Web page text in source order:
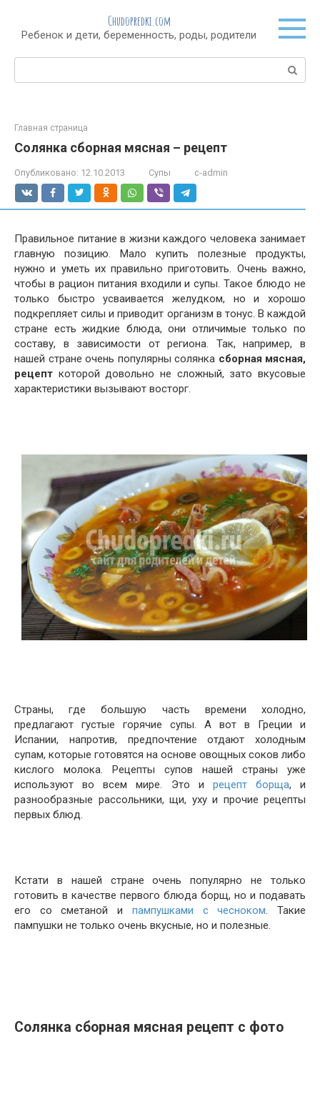
контенту
Chudopredki.com
Ребенок и дети, беременность, роды, родители
Поиск:
Главная страница
Солянка сборная мясная – рецепт
Опубликовано: 12.10.2013 Супы c-admin
Правильное питание в жизни каждого человека занимает
главную позицию. Мало купить полезные продукты,
нужно и уметь их правильно приготовить. Очень важно,
чтобы в рацион питания входили и супы. Такое блюдо не
только быстро усваивается желудком, но и хорошо
подкрепляет силы и приводит организм в тонус. В каждой
стране есть жидкие блюда, они отличимые только по
составу, в зависимости от региона. Так, например, в
нашей стране очень популярны солянка сборная мясная,
рецепт которой довольно не сложный, зато вкусовые
характеристики вызывают восторг.
Страны, где большую часть времени холодно,
предлагают густые горячие супы. А вот в Греции и
Испании, напротив, предпочтение отдают холодным
супам, которые готовятся на основе овощных соков либо
кислого молока. Рецепты супов нашей страны уже
используют во всем мире. Это и рецепт борща, и
разнообразные рассольники, щи, уху и прочие рецепты
первых блюд.
Кстати в нашей стране очень популярно не только
готовить в качестве первого блюда борщ, но и подавать
его со сметаной и пампушками с чесноком. Такие
пампушки не только очень вкусные, но и полезные.
Солянка сборная мясная рецепт с фото